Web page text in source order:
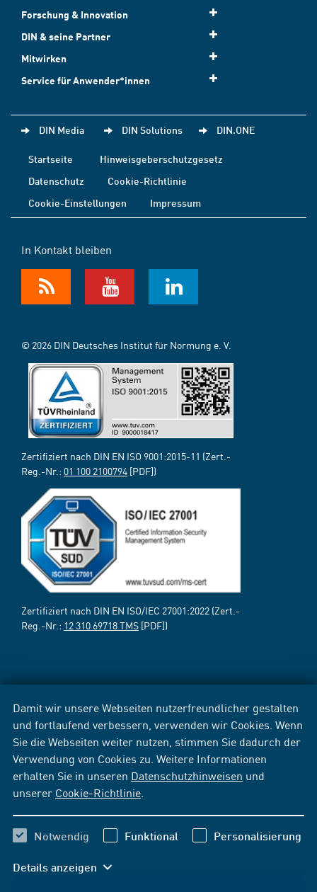
Damit wir unsere Webseiten nutzerfreundlicher gestalten
und fortlaufend verbessern, verwenden wir Cookies. Wenn
Sie die Webseiten weiter nutzen, stimmen Sie dadurch der
Verwendung von Cookies zu. Weitere Informationen
erhalten Sie in unseren Datenschutzhinweisen und
unserer Cookie-Richtlinie
Notwendig Funktional Personalisierung
Details anzeigen
Forschung & Innovation
DIN & seine Partner
Mitwirken
Service für Anwender*innen
DIN Media DIN Solutions DIN.ONE
Startseite
Hinweisgeberschutzgesetz
Datenschutz
Cookie-Richtlinie
Cookie-Einstellungen
Impressum
In Kontakt bleiben
© 2026 DIN Deutsches Institut für Normung e. V.
Zertifiziert nach DIN EN ISO 9001:2015-11 (Zert.-
Reg.-Nr.: 01 100 2100794 [PDF])
Zertifiziert nach DIN EN ISO/IEC 27001:2022 (Zert.-
Reg.-Nr.: 12 310 69718 TMS [PDF])